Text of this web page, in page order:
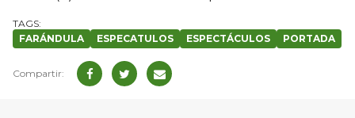
FARÁNDULA ESPECATULOS ESPECTÁCULOS PORTADA